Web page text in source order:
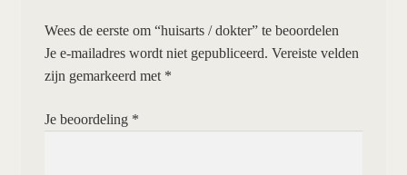
Wees de eerste om “huisarts / dokter” te beoordelen
Je e-mailadres wordt niet gepubliceerd. Vereiste velden
zijn gemarkeerd met *
Je beoordeling *